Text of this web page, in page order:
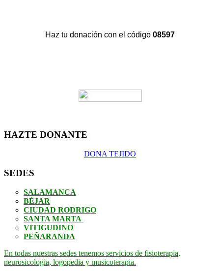
Haz tu donación con el código 08597
HAZTE DONANTE
DONA TEJIDO
SEDES
SALAMANCA
BÉJAR
CIUDAD RODRIGO
SANTA MARTA
VITIGUDINO
PEÑARANDA
En todas nuestras sedes tenemos servicios de fisioterapia,
neurosicología, logopedia y musicoterapia.